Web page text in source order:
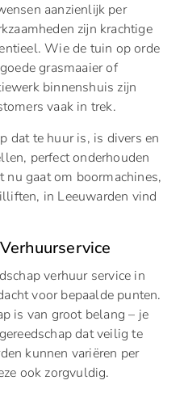
aanzienlijk per
zijn krachtige
Wie de tuin op orde
grasmaaier of
binnenshuis zijn
vaak in trek.
dat te huur is, is divers en
perfect onderhouden
nu gaat om boormachines,
in Leeuwarden vind
verhuur service in
voor bepaalde punten.
is van groot belang – je
dat veilig te
kunnen variëren per
ook zorgvuldig.